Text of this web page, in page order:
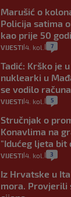
Marušić o
Policija satima
kao prije 50
VIJESTI 4. kol. 7
Tadić: Krško je
nuklearki u
se vodilo
VIJESTI 4. kol. 5
Stručnjak o
Konavlima na
"Idućeg ljeta bit
VIJESTI 4. kol. 3
Iz Hrvatske u
mora. Provjerili